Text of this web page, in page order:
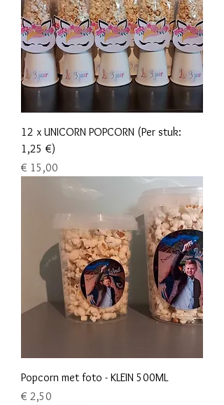
12 x UNICORN POPCORN (Per stuk:
1,25 €)
Prijs
€ 15,00
Popcorn met foto - KLEIN 500ML
Prijs
€ 2,50